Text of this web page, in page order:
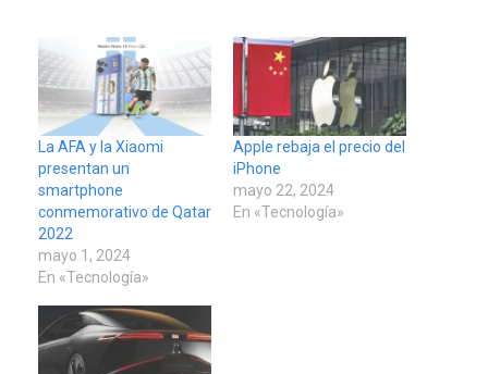
La AFA y la Xiaomi
presentan un
smartphone
conmemorativo de Qatar
2022
mayo 1, 2024
En «Tecnología»
Apple rebaja el precio del
iPhone
mayo 22, 2024
En «Tecnología»